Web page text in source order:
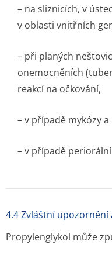
– na sliznicích, v
v oblasti vnitřních
– při planých
onemocněních
reakcí na očkování,
– v případě mykózy
– v případě
4.4 Zvláštní
Propylenglykol může